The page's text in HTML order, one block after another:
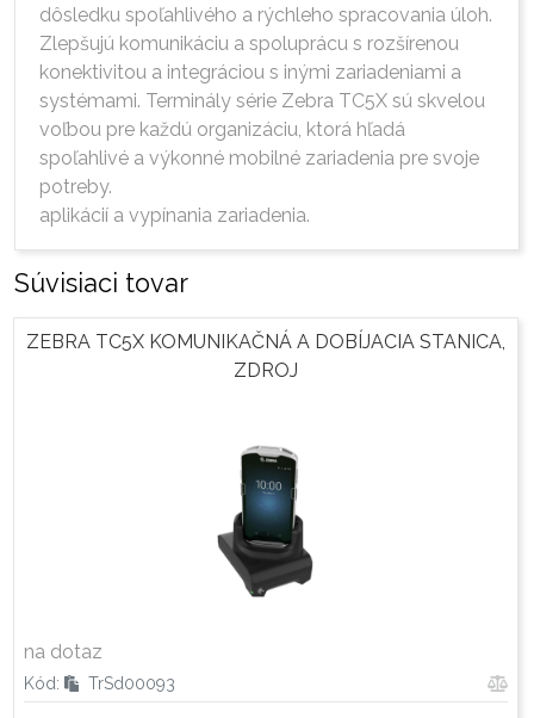
dôsledku spoľahlivého a rýchleho spracovania úloh.
Zlepšujú komunikáciu a spoluprácu s rozšírenou
konektivitou a integráciou s inými zariadeniami a
systémami. Terminály série Zebra TC5X sú skvelou
voľbou pre každú organizáciu, ktorá hľadá
spoľahlivé a výkonné mobilné zariadenia pre svoje
potreby.
aplikácií a vypínania zariadenia.
Súvisiaci tovar
ZEBRA TC5X KOMUNIKAČNÁ A DOBÍJACIA STANICA,
ZDROJ
na dotaz
Kód: TrSd00093